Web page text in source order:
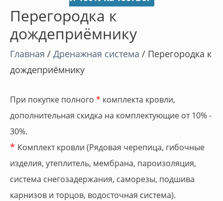
Перегородка к
дождеприёмнику
Главная / Дренажная система / Перегородка к
дождеприёмнику
При покупке полного * комплекта кровли,
дополнительная скидка на комплектующие от 10% -
30%.
* Комплект кровли (Рядовая черепица, гибочные
изделия, утеплитель, мембрана, пароизоляция,
система снегозадержания, саморезы, подшива
карнизов и торцов, водосточная система).